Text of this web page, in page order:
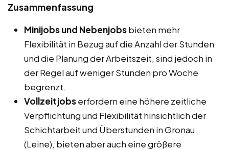
Zusammenfassung
Minijobs und Nebenjobsbieten mehr
Flexibilität in Bezug auf die Anzahl der Stunden
und die Planung der Arbeitszeit, sind jedoch in
der Regel auf weniger Stunden pro Woche
begrenzt.
Vollzeitjobserfordern eine höhere zeitliche
Verpflichtung und Flexibilität hinsichtlich der
Schichtarbeit und Überstunden in Gronau
(Leine), bieten aber auch eine größere